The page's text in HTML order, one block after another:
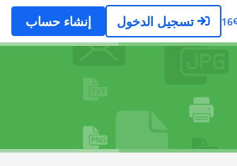
16 تسجيل الدخول إنشاء حساب